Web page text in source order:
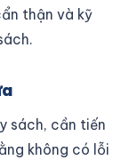
thận và kỹ
sách, cần tiến
không có lỗi